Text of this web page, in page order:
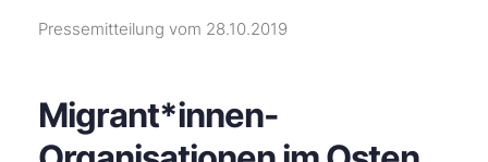
Pressemitteilung vom 28.10.2019
Migrant*innen-